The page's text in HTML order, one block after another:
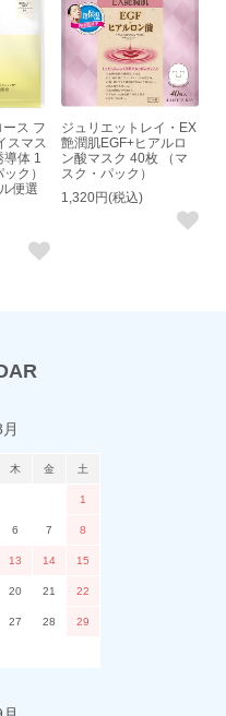
ス フ
スマス
導体 1
ク）
便選
ジュリエットレイ・EX
艶潤肌EGF+ヒアルロ
ン酸マスク 40枚 （マ
スク・パック）
1,320円(税込)
木 金 土
1
6 7 8
13 14 15
20 21 22
27 28 29